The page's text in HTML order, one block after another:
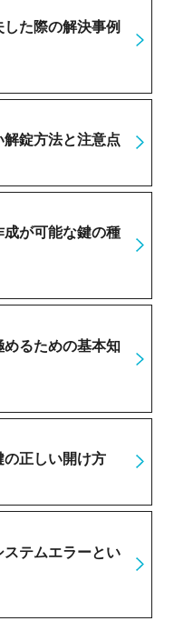
た際の解決事例
錠方法と注意点
が可能な鍵の種
るための基本知
の正しい開け方
ステムエラーとい